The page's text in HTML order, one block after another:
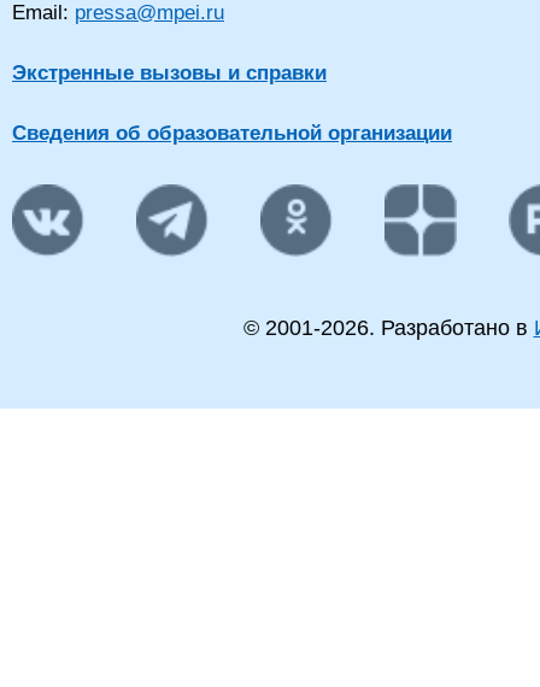
Email: pressa@mpei.ru
Экстренные вызовы и справки
Сведения об образовательной организации
© 2001-2026. Разработано в